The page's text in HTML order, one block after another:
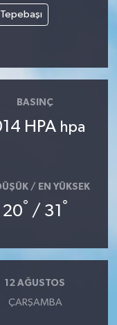
Tepebaşı
BASINÇ
HPA hpa
/ EN YÜKSEK
20° / 31 °
12 AĞUSTOS
ÇARŞAMBA